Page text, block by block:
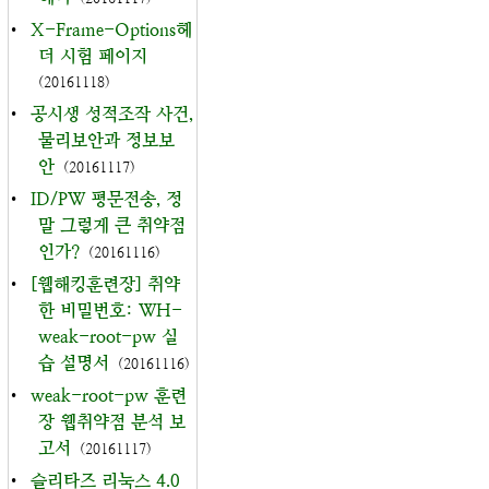
•
X-Frame-Options헤
더 시험 페이지
(20161118)
•
공시생 성적조작 사건,
물리보안과 정보보
안 (20161117)
•
ID/PW 평문전송, 정
말 그렇게 큰 취약점
인가? (20161116)
•
[웹해킹훈련장] 취약
한 비밀번호: WH-
weak-root-pw 실
습 설명서
(20161116)
•
weak-root-pw 훈련
장 웹취약점 분석 보
고서
(20161117)
• 슬리타즈 리눅스 4.0